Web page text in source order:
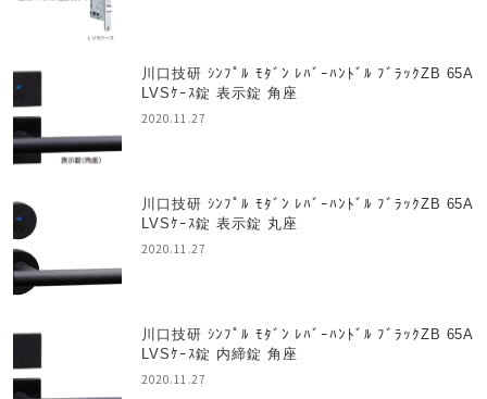
川口技研 ｼﾝﾌﾟﾙ ﾓﾀﾞﾝ ﾚﾊﾞｰﾊﾝﾄﾞﾙ ﾌﾞﾗｯｸZB 65A
LVSｹｰｽ錠 表示錠 角座
2020.11.27
川口技研 ｼﾝﾌﾟﾙ ﾓﾀﾞﾝ ﾚﾊﾞｰﾊﾝﾄﾞﾙ ﾌﾞﾗｯｸZB 65A
LVSｹｰｽ錠 表示錠 丸座
2020.11.27
川口技研 ｼﾝﾌﾟﾙ ﾓﾀﾞﾝ ﾚﾊﾞｰﾊﾝﾄﾞﾙ ﾌﾞﾗｯｸZB 65A
LVSｹｰｽ錠 内締錠 角座
2020.11.27